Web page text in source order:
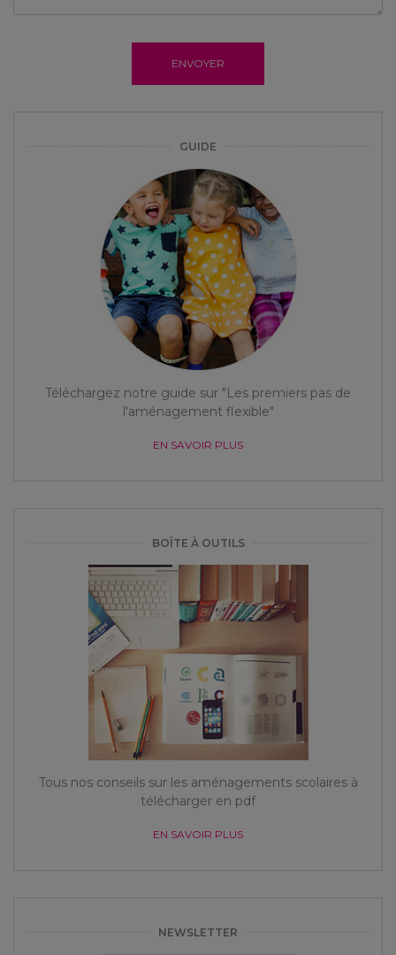
ENVOYER
GUIDE
Téléchargez notre guide sur "Les premiers pas de
l'aménagement flexible"
EN SAVOIR PLUS
BOÎTE À OUTILS
Tous nos conseils sur les aménagements scolaires à
télécharger en pdf
EN SAVOIR PLUS
NEWSLETTER